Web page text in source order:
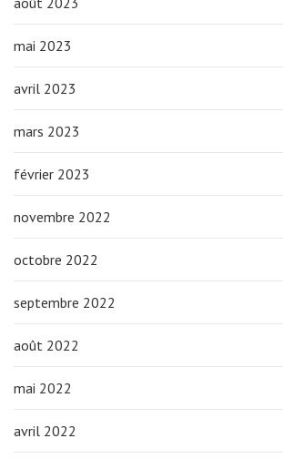
mai 2023
avril 2023
mars 2023
février 2023
novembre 2022
octobre 2022
septembre 2022
août 2022
mai 2022
avril 2022